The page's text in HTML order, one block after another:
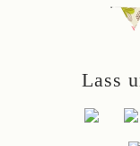
Lass